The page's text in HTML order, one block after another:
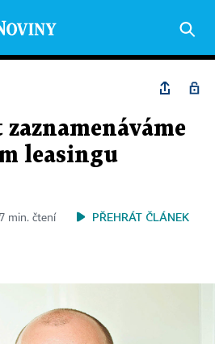
leasingu
min. čtení PŘEHRÁT ČLÁNEK